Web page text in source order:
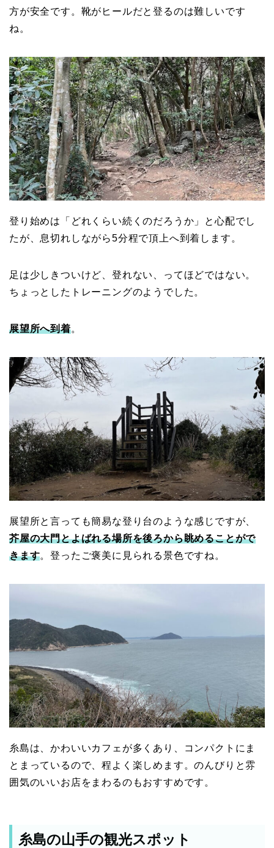
方が安全です。靴がヒールだと登るのは難しいです
ね。
登り始めは「どれくらい続くのだろうか」と心配でし
たが、息切れしながら5分程で頂上へ到着します。
足は少しきついけど、登れない、ってほどではない。
ちょっとしたトレーニングのようでした。
展望所へ到着。
展望所と言っても簡易な登り台のような感じですが、
芥屋の大門とよばれる場所を後ろから眺めることがで
きます。登ったご褒美に見られる景色ですね。
糸島は、かわいいカフェが多くあり、コンパクトにま
とまっているので、程よく楽しめます。のんびりと雰
囲気のいいお店をまわるのもおすすめです。
糸島の山手の観光スポット